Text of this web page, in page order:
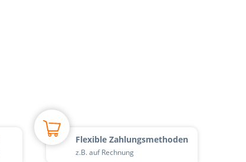
Flexible Zahlungsmethoden
z.B. auf Rechnung